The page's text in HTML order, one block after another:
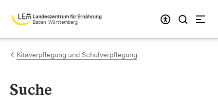
Zum Inhalt springen
Landeszentrum für Ernährung
Baden-Württemberg
Kitaverpflegung und Schulverpflegung
Suche